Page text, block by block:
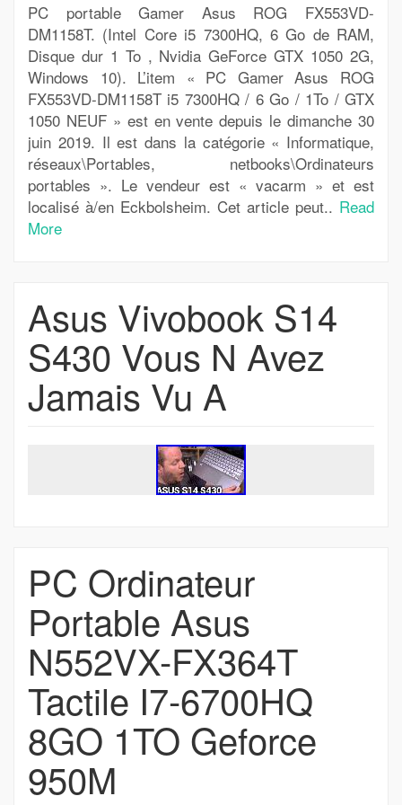
PC portable Gamer Asus ROG FX553VD-
DM1158T. (Intel Core i5 7300HQ, 6 Go de RAM,
Disque dur 1 To , Nvidia GeForce GTX 1050 2G,
Windows 10). L’item « PC Gamer Asus ROG
FX553VD-DM1158T i5 7300HQ / 6 Go / 1To / GTX
1050 NEUF » est en vente depuis le dimanche 30
juin 2019. Il est dans la catégorie « Informatique,
réseaux\Portables, netbooks\Ordinateurs
portables ». Le vendeur est « vacarm » et est
localisé à/en Eckbolsheim. Cet article peut.. Read
More
Asus Vivobook S14
S430 Vous N Avez
Jamais Vu A
PC Ordinateur
Portable Asus
N552VX-FX364T
Tactile I7-6700HQ
8GO 1TO Geforce
950M